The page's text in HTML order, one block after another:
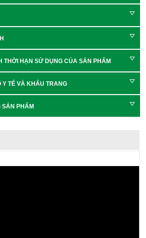
HẠN SỬ DỤNG CỦA SẢN PHẨM
TẾ VÀ KHẨU TRANG
PHẨM